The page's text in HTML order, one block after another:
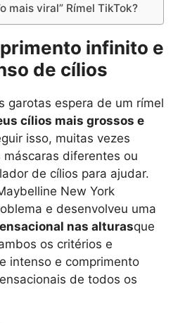
mais viral” Rímel TikTok?
infinito e
de cílios
garotas espera de um rímel
cílios mais grossos e
isso, muitas vezes
diferentes ou
de cílios para ajudar.
New York
e desenvolveu uma
nas alturasque
os critérios e
intenso e comprimento
de todos os